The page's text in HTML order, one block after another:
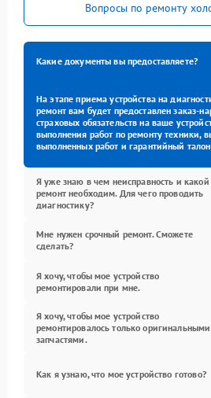
Вопросы по ремонту
Какие документы вы предоставляете?
На этапе приема устройства на
ремонт вам будет предоставлен заказ-
страховых обязательств на ваше
выполнения работ по ремонту техники,
выполненных работ и гарантийный
Я уже знаю в чем неисправность и какой
ремонт необходим. Для чего проводить
диагностику?
Мне нужен срочный ремонт. Сможете
сделать?
Я хочу, чтобы мое устройство
ремонтировали при мне.
Я хочу, чтобы мое устройство
ремонтировалось только оригинальными
запчастями.
Как я узнаю, что мое устройство готово?